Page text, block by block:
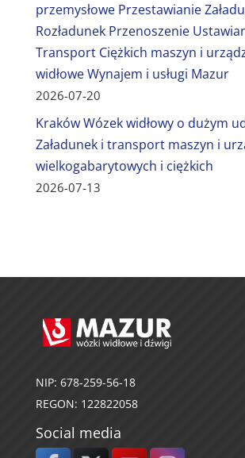
przemysłowe Przestawianie
Rozładunek Przenoszenie
Transport Ciężkich maszyn i
widłowe Wynajem i usługi Mazur
2026-07-20
Kraków Wózek widłowy o dużym
Załadunek i transport maszyn i
wielkogabarytowych i ciężkich
2026-07-13
NIP: 678-259-56-18
REGON: 122822058
Social media